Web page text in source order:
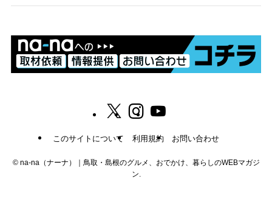
このサイトについて 利用規約 お問い合わせ
©na-na（ナーナ）｜鳥取・島根のグルメ、おでかけ、暮らしのWEBマガジ
ン.